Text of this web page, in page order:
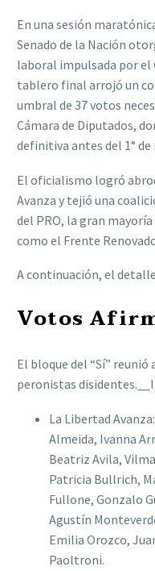
En una sesión
Senado de la Nación
laboral impulsada por el
tablero final arrojó un
umbral de 37 votos
Cámara de Diputados,
definitiva antes del 1° de
El oficialismo logró
Avanza y tejió una
del PRO, la gran
como el Frente
A continuación, el
Votos
El bloque del “Sí”
peronistas
La Libertad
Almeida, Ivanna
Beatriz Avila,
Patricia Bullrich,
Fullone, Gonzalo
Agustín
Emilia Orozco,
Paoltroni.